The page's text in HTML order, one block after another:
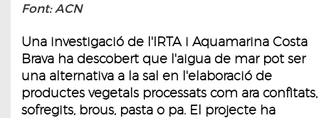
Font: ACN
Una investigació de l'IRTA i Aquamarina Costa
Brava ha descobert que l'aigua de mar pot ser
una alternativa a la sal en l'elaboració de
productes vegetals processats com ara confitats,
sofregits, brous, pasta o pa. El projecte ha